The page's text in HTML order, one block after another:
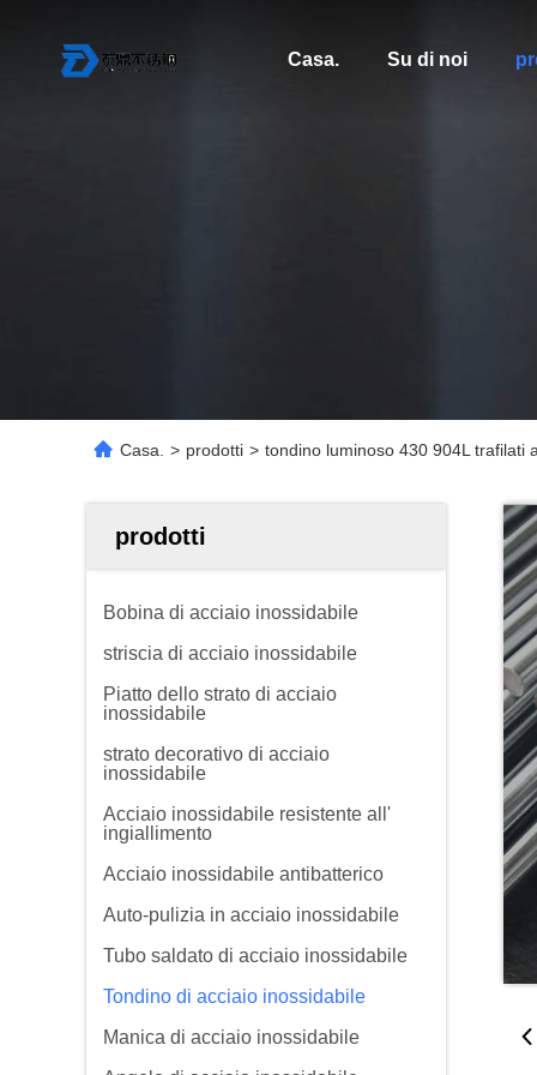
Casa. Su di noi
Casa. > prodotti > tondino luminoso 430 904L trafilati
prodotti
Bobina di acciaio inossidabile
striscia di acciaio inossidabile
Piatto dello strato di acciaio
inossidabile
strato decorativo di acciaio
inossidabile
Acciaio inossidabile resistente all'
ingiallimento
Acciaio inossidabile antibatterico
Auto-pulizia in acciaio inossidabile
Tubo saldato di acciaio inossidabile
Tondino di acciaio inossidabile
Manica di acciaio inossidabile